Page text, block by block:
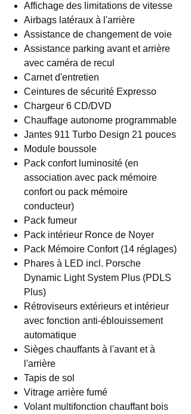
Affichage des limitations de vitesse
Airbags latéraux à l'arrière
Assistance de changement de voie
Assistance parking avant et arrière
avec caméra de recul
Carnet d'entretien
Ceintures de sécurité Expresso
Chargeur 6 CD/DVD
Chauffage autonome programmable
Jantes 911 Turbo Design 21 pouces
Module boussole
Pack confort luminosité (en
association avec pack mémoire
confort ou pack mémoire
conducteur)
Pack fumeur
Pack intérieur Ronce de Noyer
Pack Mémoire Confort (14 réglages)
Phares à LED incl. Porsche
Dynamic Light System Plus (PDLS
Plus)
Rétroviseurs extérieurs et intérieur
avec fonction anti-éblouissement
automatique
Sièges chauffants à l'avant et à
l'arrière
Tapis de sol
Vitrage arrière fumé
Volant multifonction chauffant bois